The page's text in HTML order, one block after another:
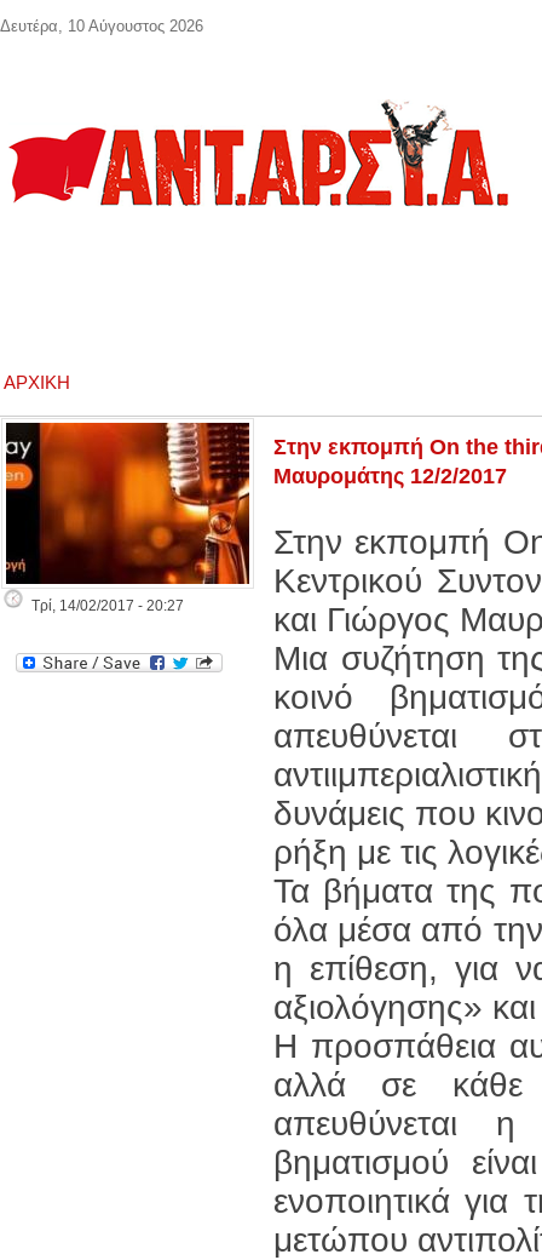
ΑΡΧΙΚΉ
Τρί, 14/02/2017 - 20:27
Στην εκπομπή On the
Μαυρομάτης 12/2/2017
Στην εκπομπή
Κεντρικού
και Γιώργος
Μια συζήτηση
κοινό
απευθύνεται
δυνάμεις που
ρήξη με τις
Τα βήματα της
όλα μέσα από
η επίθεση, για
αξιολόγησης»
Η προσπάθεια
αλλά σε κάθε
απευθύνεται
βηματισμού
ενοποιητικά για
μετώπου
Δευτέρα, 10 Αύγουστος 2026